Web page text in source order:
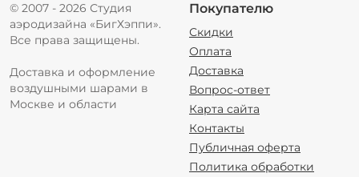
© 2007 - 2026 Студия
аэродизайна «БигХэппи».
Все права защищены.
Доставка и оформление
воздушными шарами в
Москве и области
Покупателю
Скидки
Оплата
Доставка
Вопрос-ответ
Карта сайта
Контакты
Публичная оферта
Политика обработки